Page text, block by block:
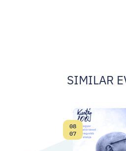
SIMILAR
Date:
08
07